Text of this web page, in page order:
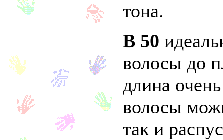
тона.
В 50
волосы до
длина
волосы
так и